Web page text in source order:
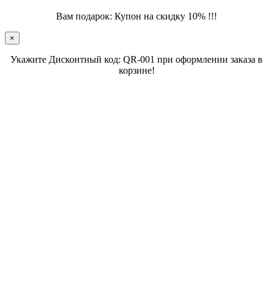
Вам подарок: Купон на скидку 10% !!!
×
Укажите Дисконтный код: QR-001 при оформлении заказа в
корзине!